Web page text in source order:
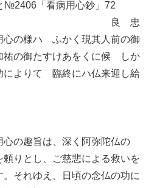
№2406「看病用心鈔」72
16-1 良 忠
心の様ハ ふかく現其人前の御
の御たすけあをくに候 しか
よりて 臨終にハ仏来迎し給
の趣旨は、深く阿弥陀仏の
頼りとし、ご慈悲による救いを
それゆえ、日頃の念仏の功に